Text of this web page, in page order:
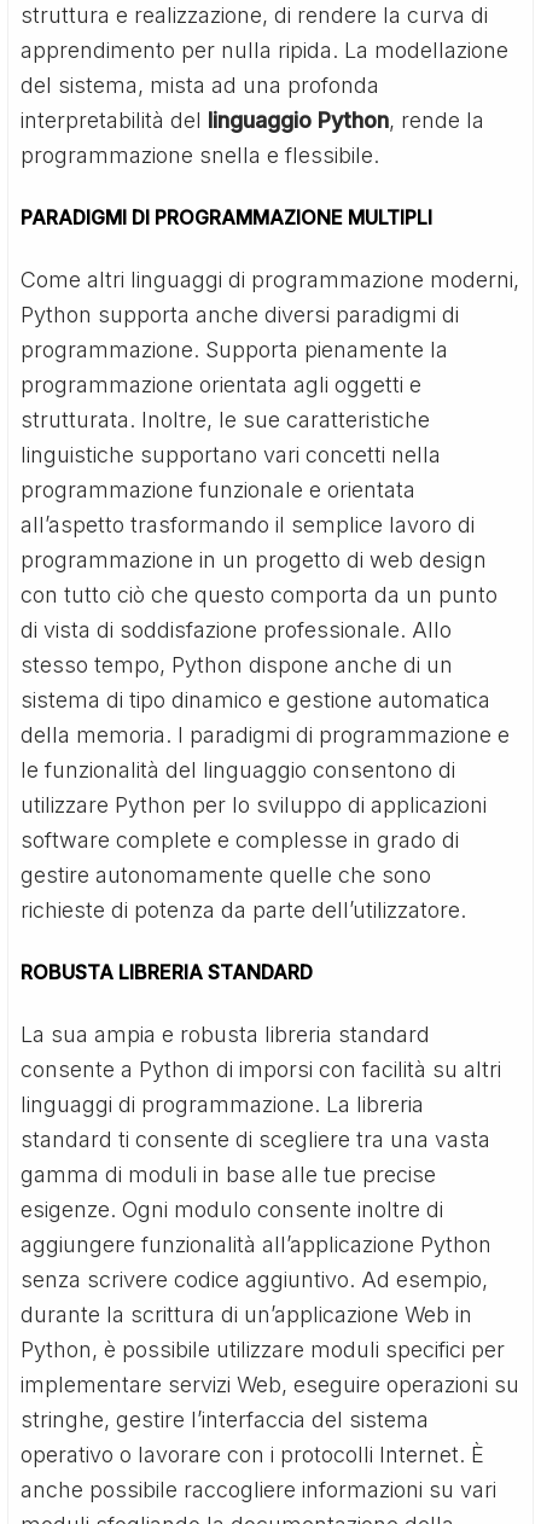
struttura e realizzazione, di rendere la curva di
apprendimento per nulla ripida. La modellazione
del sistema, mista ad una profonda
interpretabilità del linguaggio Python, rende la
programmazione snella e flessibile.
PARADIGMI DI PROGRAMMAZIONE MULTIPLI
Come altri linguaggi di programmazione moderni,
Python supporta anche diversi paradigmi di
programmazione. Supporta pienamente la
programmazione orientata agli oggetti e
strutturata. Inoltre, le sue caratteristiche
linguistiche supportano vari concetti nella
programmazione funzionale e orientata
all’aspetto trasformando il semplice lavoro di
programmazione in un progetto di web design
con tutto ciò che questo comporta da un punto
di vista di soddisfazione professionale. Allo
stesso tempo, Python dispone anche di un
sistema di tipo dinamico e gestione automatica
della memoria. I paradigmi di programmazione e
le funzionalità del linguaggio consentono di
utilizzare Python per lo sviluppo di applicazioni
software complete e complesse in grado di
gestire autonomamente quelle che sono
richieste di potenza da parte dell’utilizzatore.
ROBUSTA LIBRERIA STANDARD
La sua ampia e robusta libreria standard
consente a Python di imporsi con facilità su altri
linguaggi di programmazione. La libreria
standard ti consente di scegliere tra una vasta
gamma di moduli in base alle tue precise
esigenze. Ogni modulo consente inoltre di
aggiungere funzionalità all’applicazione Python
senza scrivere codice aggiuntivo. Ad esempio,
durante la scrittura di un’applicazione Web in
Python, è possibile utilizzare moduli specifici per
implementare servizi Web, eseguire operazioni su
stringhe, gestire l’interfaccia del sistema
operativo o lavorare con i protocolli Internet. È
anche possibile raccogliere informazioni su vari